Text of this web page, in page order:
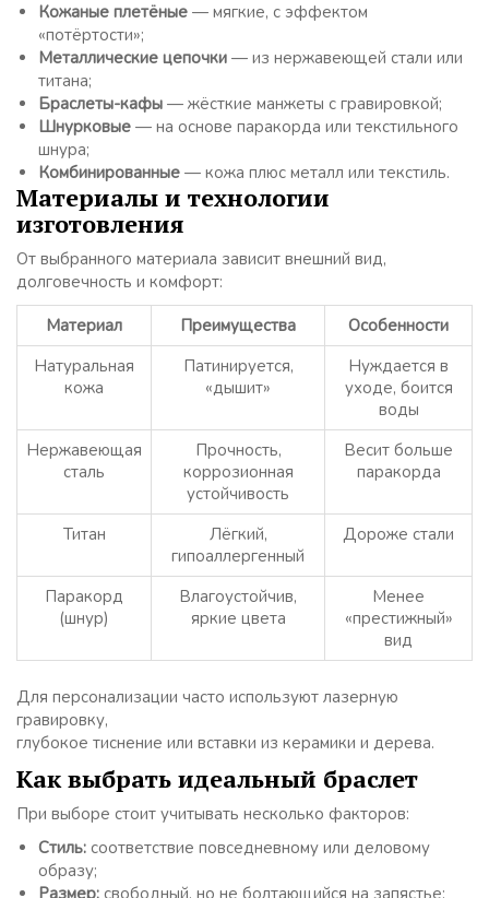
Кожаные плетёные — мягкие, с эффектом
«потёртости»;
Металлические цепочки — из нержавеющей стали или
титана;
Браслеты-кафы — жёсткие манжеты с гравировкой;
Шнурковые — на основе паракорда или текстильного
шнура;
Комбинированные — кожа плюс металл или текстиль.
Материалы и технологии
изготовления
От выбранного материала зависит внешний вид,
долговечность и комфорт:
Материал
Преимущества
Особенности
Натуральная
кожа
Патинируется,
«дышит»
Нуждается в
уходе, боится
воды
Нержавеющая
сталь
Прочность,
коррозионная
устойчивость
Весит больше
паракорда
Титан
Лёгкий,
гипоаллергенный
Дороже стали
Паракорд
(шнур)
Влагоустойчив,
яркие цвета
Менее
«престижный»
вид
Для персонализации часто используют лазерную
гравировку,
глубокое тиснение или вставки из керамики и дерева.
Как выбрать идеальный браслет
При выборе стоит учитывать несколько факторов:
Стиль: соответствие повседневному или деловому
образу;
Размер: свободный, но не болтающийся на запястье;